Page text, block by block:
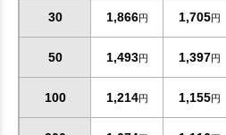
30 1,866円 1,705円
50 1,493円 1,397円
100 1,214円 1,155円